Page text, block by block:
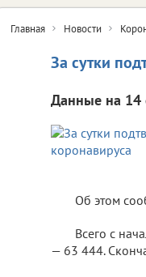
Главная Новости
За сутки
Данные на 14
Об этом
Всего с
— 63 444.